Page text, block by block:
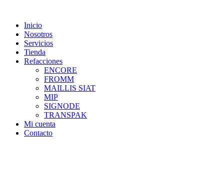
contentInicio
Nosotros
Servicios
Tienda
Refacciones
ENCORE
FROMM
MAILLIS SIAT
MIP
SIGNODE
TRANSPAK
Mi cuenta
Contacto